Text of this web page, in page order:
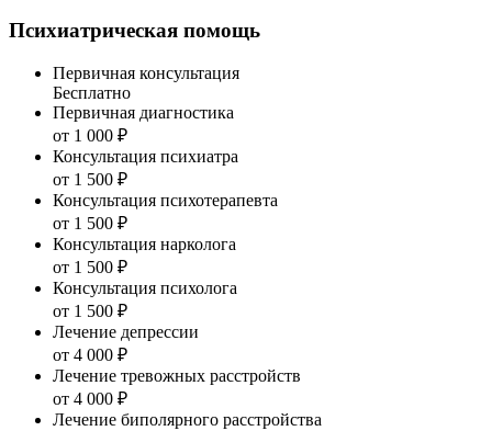
Психиатрическая помощь
Первичная консультация
Бесплатно
Первичная диагностика
от 1 000 ₽
Консультация психиатра
от 1 500 ₽
Консультация психотерапевта
от 1 500 ₽
Консультация нарколога
от 1 500 ₽
Консультация психолога
от 1 500 ₽
Лечение депрессии
от 4 000 ₽
Лечение тревожных расстройств
от 4 000 ₽
Лечение биполярного расстройства